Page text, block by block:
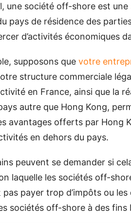
une société off-shore est
pays de résidence des
d’activités économiques
supposons que votre
structure commerciale
en France, ainsi que la
autre que Hong Kong,
avantages offerts par Hong
en dehors du pays.
peuvent se demander si
laquelle les sociétés off-
pas payer trop d’impôts ou
sociétés off-shore à des fins